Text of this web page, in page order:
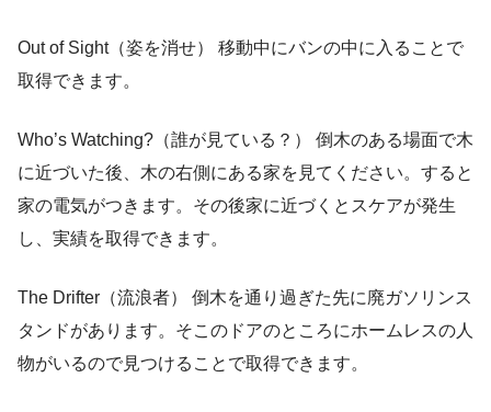
Out of Sight（姿を消せ） 移動中にバンの中に入ることで
取得できます。
Who’s Watching?（誰が見ている？） 倒木のある場面で木
に近づいた後、木の右側にある家を見てください。すると
家の電気がつきます。その後家に近づくとスケアが発生
し、実績を取得できます。
The Drifter（流浪者） 倒木を通り過ぎた先に廃ガソリンス
タンドがあります。そこのドアのところにホームレスの人
物がいるので見つけることで取得できます。